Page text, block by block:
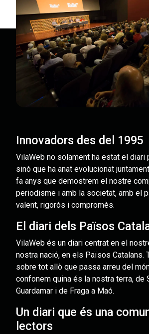
Innovadors des del 1995
VilaWeb no solament ha estat el diari
sinó que ha anat evolucionat
fa anys que demostrem el nostre
periodisme i amb la societat, amb el
valent, rigorós i compromès.
El diari dels Països
VilaWeb és un diari centrat en el
nostra nació, en els Països Catalans.
sobre tot allò que passa arreu del
confonem quina és la nostra terra, de
Guardamar i de Fraga a Maó.
Un diari que és una
lectors